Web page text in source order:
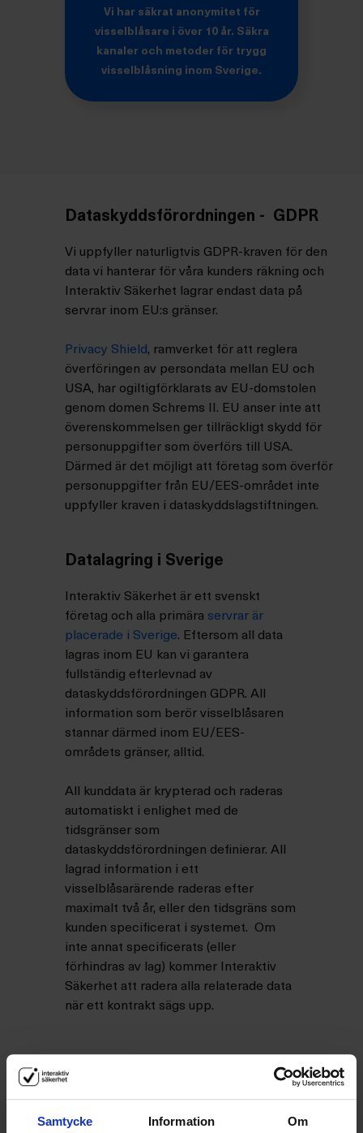
Samtycke Information Om
Vi har säkrat anonymitet för
visselblåsare i över 10 år. Säkra
kanaler och metoder för trygg
visselblåsning inom Sverige.
Dataskyddsförordningen - GDPR
Vi uppfyller naturligtvis GDPR-kraven för den
data vi hanterar för våra kunders räkning och
Interaktiv Säkerhet lagrar endast data på
servrar inom EU:s gränser.
Privacy Shield, ramverket för att reglera
överföringen av persondata mellan EU och
USA, har ogiltigförklarats av EU-domstolen
genom domen Schrems II. EU anser inte att
överenskommelsen ger tillräckligt skydd för
personuppgifter som överförs till USA.
Därmed är det möjligt att företag som överför
personuppgifter från EU/EES-området inte
uppfyller kraven i dataskyddslagstiftningen.
Datalagring i Sverige
Interaktiv Säkerhet är ett svenskt
företag och alla primära servrar är
placerade i Sverige. Eftersom all data
lagras inom EU kan vi garantera
fullständig efterlevnad av
dataskyddsförordningen GDPR. All
information som berör visselblåsaren
stannar därmed inom EU/EES-
områdets gränser, alltid.
All kunddata är krypterad och raderas
automatiskt i enlighet med de
tidsgränser som
dataskyddsförordningen definierar. All
lagrad information i ett
visselblåsarärende raderas efter
maximalt två år, eller den tidsgräns som
kunden specificerat i systemet. Om
inte annat specificerats (eller
förhindras av lag) kommer Interaktiv
Säkerhet att radera alla relaterade data
när ett kontrakt sägs upp.